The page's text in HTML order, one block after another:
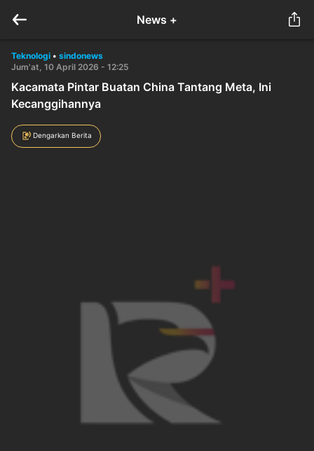
News +
Teknologi • sindonews
Jum'at, 10 April 2026 - 12:25
Kacamata Pintar Buatan China Tantang Meta, Ini
Kecanggihannya
Dengarkan Berita